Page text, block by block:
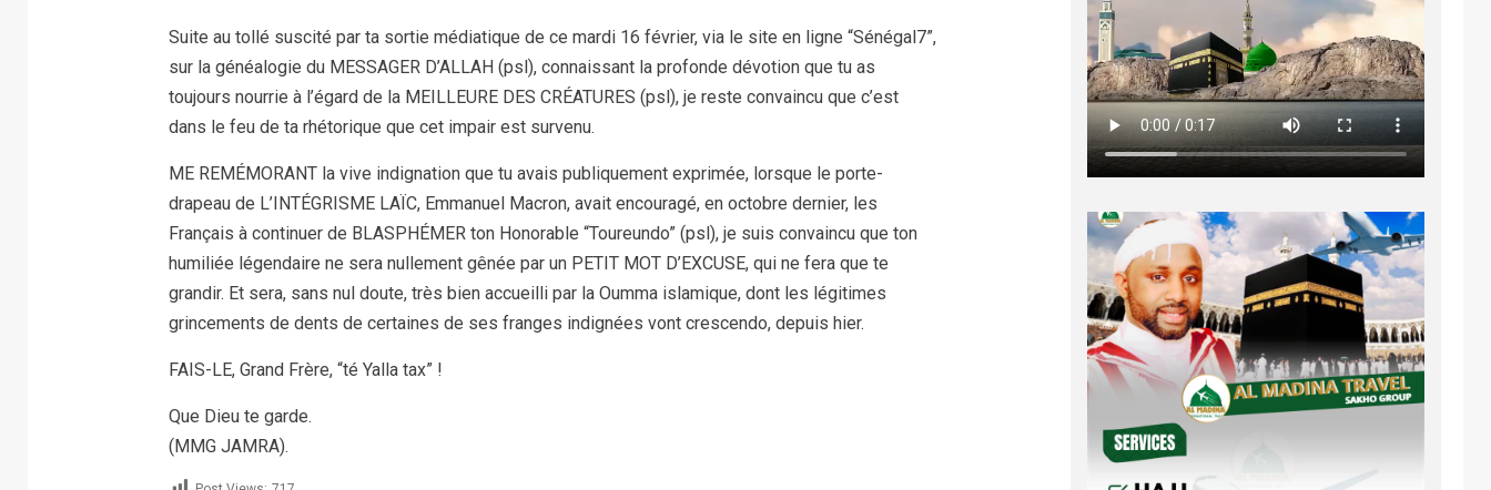
Suite au tollé suscité par ta sortie médiatique de ce mardi 16 février, via le site en ligne “Sénégal7”,
sur la généalogie du MESSAGER D’ALLAH (psl), connaissant la profonde dévotion que tu as
toujours nourrie à l’égard de la MEILLEURE DES CRÉATURES (psl), je reste convaincu que c’est
dans le feu de ta rhétorique que cet impair est survenu.
ME REMÉMORANT la vive indignation que tu avais publiquement exprimée, lorsque le porte-
drapeau de L’INTÉGRISME LAÏC, Emmanuel Macron, avait encouragé, en octobre dernier, les
Français à continuer de BLASPHÉMER ton Honorable “Toureundo” (psl), je suis convaincu que ton
humiliée légendaire ne sera nullement gênée par un PETIT MOT D’EXCUSE, qui ne fera que te
grandir. Et sera, sans nul doute, très bien accueilli par la Oumma islamique, dont les légitimes
grincements de dents de certaines de ses franges indignées vont crescendo, depuis hier.
FAIS-LE, Grand Frère, “té Yalla tax” !
Que Dieu te garde.
(MMG JAMRA).